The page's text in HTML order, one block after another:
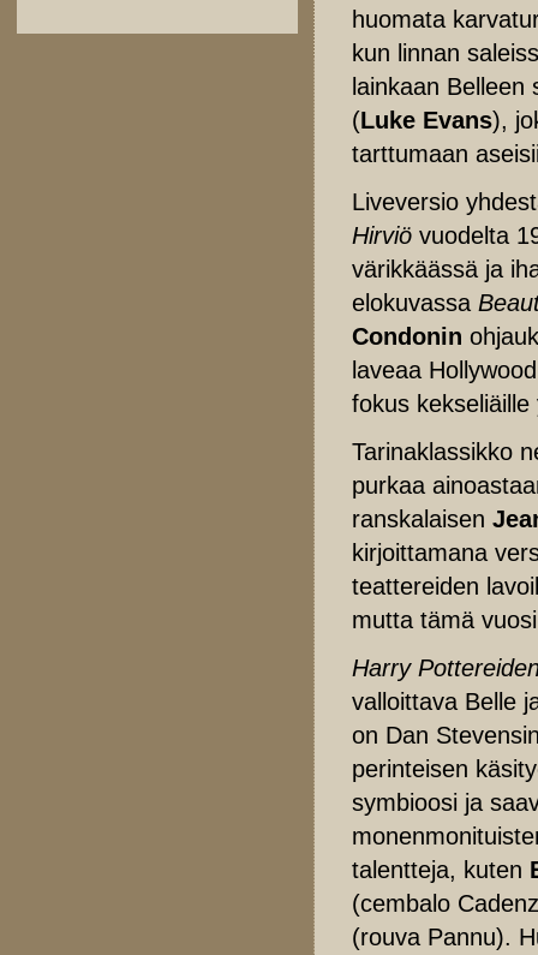
huomata
kun linnan
lainkaan Belleen
(Luke Evans),
tarttumaan
Liveversio
Hirviö vuodelta
värikkäässä ja
elokuvassa
Condonin
laveaa
fokus
Tarinaklassikko
purkaa
ranskalaisen
kirjoittamana
teattereiden
mutta tämä
Harry
valloittava Belle
on Dan
perinteisen
symbioosi ja
talentteja, kuten
(cembalo
(rouva Pannu).